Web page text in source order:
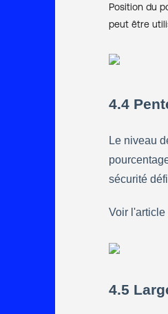
Position du
peut être
4.4
Le niveau
sécurité
Voir l'article
4.5